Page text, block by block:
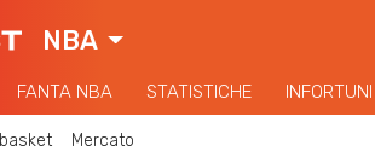
NBA
FANTA NBA STATISTICHE INFORTUNI
Mercato